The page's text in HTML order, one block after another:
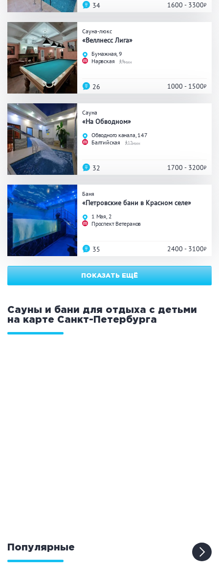
Удобства
На берегу водоема
Комната отдыха
Собственная парковка
Детская комната
ПРИМЕНИТЬ ФИЛЬТРЫ
1600 - 3300
34
Сауна-люкс
«Веллнесс Лига»
Бумажная, 9
Нарвская
9
1000 - 1500
26
Сауна
«На Обводном»
Обводного канала, 147
Балтийская
12
1700 - 3200
32
Баня
«Петровские бани в Красном селе»
1 Мая, 2
Проспект Ветеранов
2400 - 3100
35
ПОКАЗАТЬ ЕЩЁ
Сауны и бани для отдыха с детьми
на карте Санкт-Петербурга
Популярные